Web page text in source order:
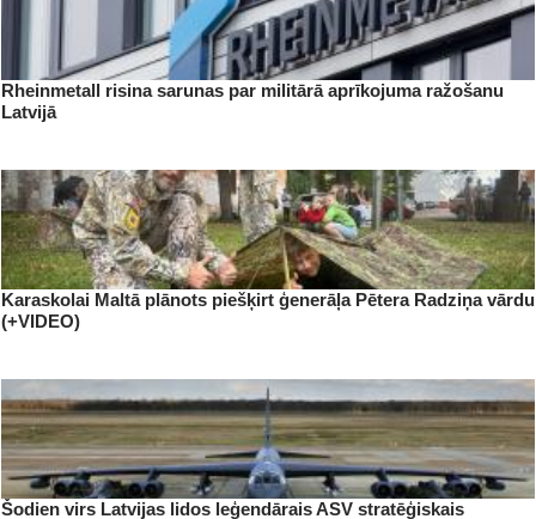
Rheinmetall risina sarunas par militārā aprīkojuma ražošanu
Latvijā
Karaskolai Maltā plānots piešķirt ģenerāļa Pētera Radziņa vārdu
(+VIDEO)
Šodien virs Latvijas lidos leģendārais ASV stratēģiskais